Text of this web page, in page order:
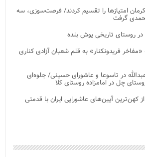
امتیازها را تقسیم کردند/ فرصت‌سوزی، سه
گرفت
در روستای تاریخی یوش بلده
فریدونکنار» به قلم شعبان آزادی کناری
در تاسوعا و عاشورای حسینی/ جلوه‌ای
چل در امامزاده روستای کلا
کهن‌ترین آیین‌های عاشورایی ایران با قدمتی